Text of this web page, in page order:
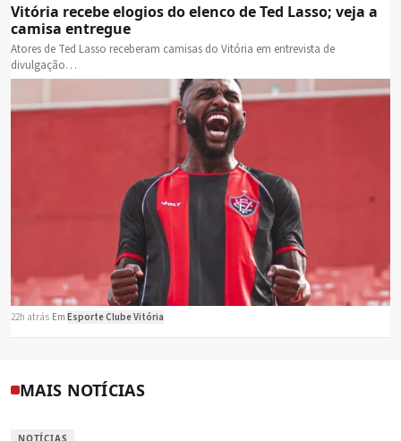
Vitória recebe elogios do elenco de Ted Lasso; veja a
camisa entregue
Atores de Ted Lasso receberam camisas do Vitória em entrevista de
divulgação…
22h atrás Em Esporte Clube Vitória
MAIS NOTÍCIAS
NOTÍCIAS